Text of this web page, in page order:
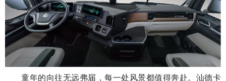
童年的向往无远弗届，每一处风景都值得奔赴。汕德卡